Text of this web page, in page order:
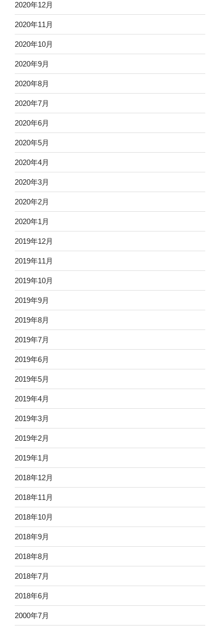
2020年12月
2020年11月
2020年10月
2020年9月
2020年8月
2020年7月
2020年6月
2020年5月
2020年4月
2020年3月
2020年2月
2020年1月
2019年12月
2019年11月
2019年10月
2019年9月
2019年8月
2019年7月
2019年6月
2019年5月
2019年4月
2019年3月
2019年2月
2019年1月
2018年12月
2018年11月
2018年10月
2018年9月
2018年8月
2018年7月
2018年6月
2000年7月